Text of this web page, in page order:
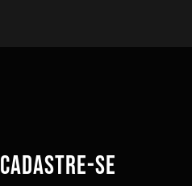
CADASTRE-SE